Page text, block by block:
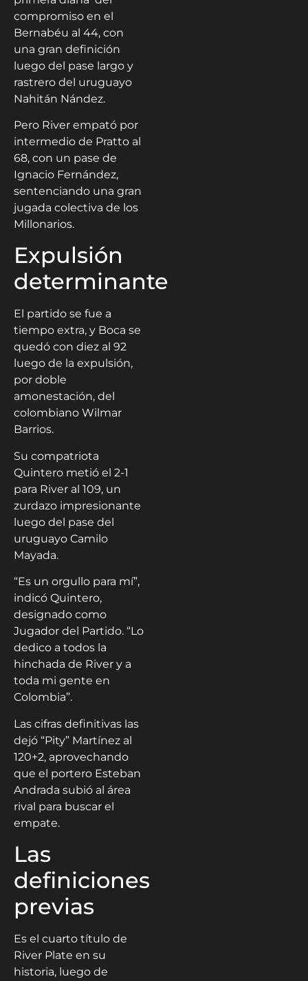
compromiso en el
Bernabéu al 44, con
una gran definición
luego del pase largo y
rastrero del uruguayo
Nahitán Nández.
Pero River empató por
intermedio de Pratto al
68, con un pase de
Ignacio Fernández,
sentenciando una gran
jugada colectiva de los
Millonarios.
Expulsión
determinante
El partido se fue a
tiempo extra, y Boca se
quedó con diez al 92
luego de la expulsión,
por doble
amonestación, del
colombiano Wilmar
Barrios.
Su compatriota
Quintero metió el 2-1
para River al 109, un
zurdazo impresionante
luego del pase del
uruguayo Camilo
Mayada.
“Es un orgullo para mí”,
indicó Quintero,
designado como
Jugador del Partido. “Lo
dedico a todos la
hinchada de River y a
toda mi gente en
Colombia”.
Las cifras definitivas las
dejó “Pity” Martínez al
120+2, aprovechando
que el portero Esteban
Andrada subió al área
rival para buscar el
empate.
Las
definiciones
previas
Es el cuarto título de
River Plate en su
historia, luego de